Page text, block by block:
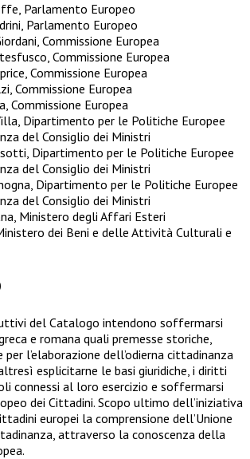
Parlamento Europeo
Parlamento Europeo
Commissione Europea
Commissione Europea
Commissione Europea
Commissione Europea
Commissione Europea
Dipartimento per le Politiche Europee
del Consiglio dei Ministri
Dipartimento per le Politiche Europee
del Consiglio dei Ministri
Dipartimento per le Politiche Europee
del Consiglio dei Ministri
Ministero degli Affari Esteri
dei Beni e delle Attività Culturali e
del Catalogo intendono soffermarsi
e romana quali premesse storiche,
l’elaborazione dell’odierna cittadinanza
esplicitarne le basi giuridiche, i diritti
connessi al loro esercizio e soffermarsi
dei Cittadini. Scopo ultimo dell’iniziativa
europei la comprensione dell’Unione
attraverso la conoscenza della